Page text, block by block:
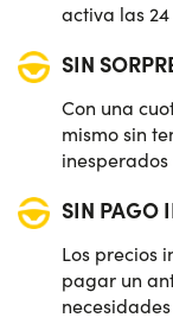
activa las
SIN
Con una
mismo sin
SIN PAGO
Los precios
pagar un
necesidades